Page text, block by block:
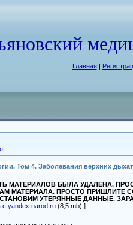
Главная|
Том 4. Заболевания верхних
МАТЕРИАЛОВ БЫЛА УДАЛЕНА.
МАТЕРИАЛА. ПРОСТО ПРИШЛИТЕ
УТЕРЯННЫЕ ДАННЫЕ.
с yandex.narod.ru (8,5 mb) ]